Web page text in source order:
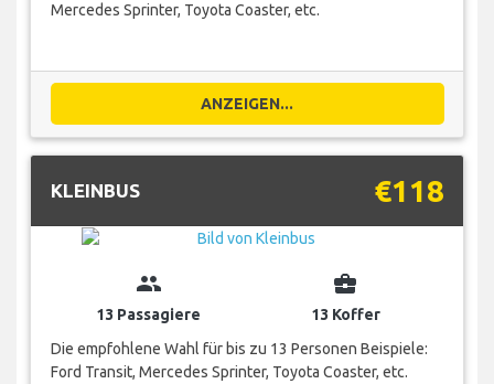
Mercedes Sprinter, Toyota Coaster, etc.
ANZEIGEN...
KLEINBUS €118
group
13 Passagiere
business_center
13 Koffer
Die empfohlene Wahl für bis zu 13 Personen Beispiele:
Ford Transit, Mercedes Sprinter, Toyota Coaster, etc.